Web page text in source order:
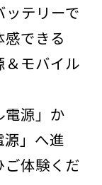
ッテリーで
できる
モバイル
電源」か
源」へ進
体験くだ